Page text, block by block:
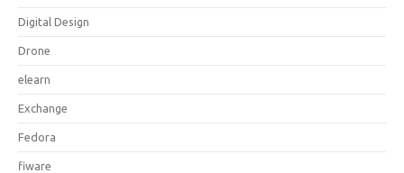
Digital Design
Drone
elearn
Exchange
Fedora
fiware